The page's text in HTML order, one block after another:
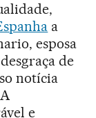
a
esposa
de
notícia
e